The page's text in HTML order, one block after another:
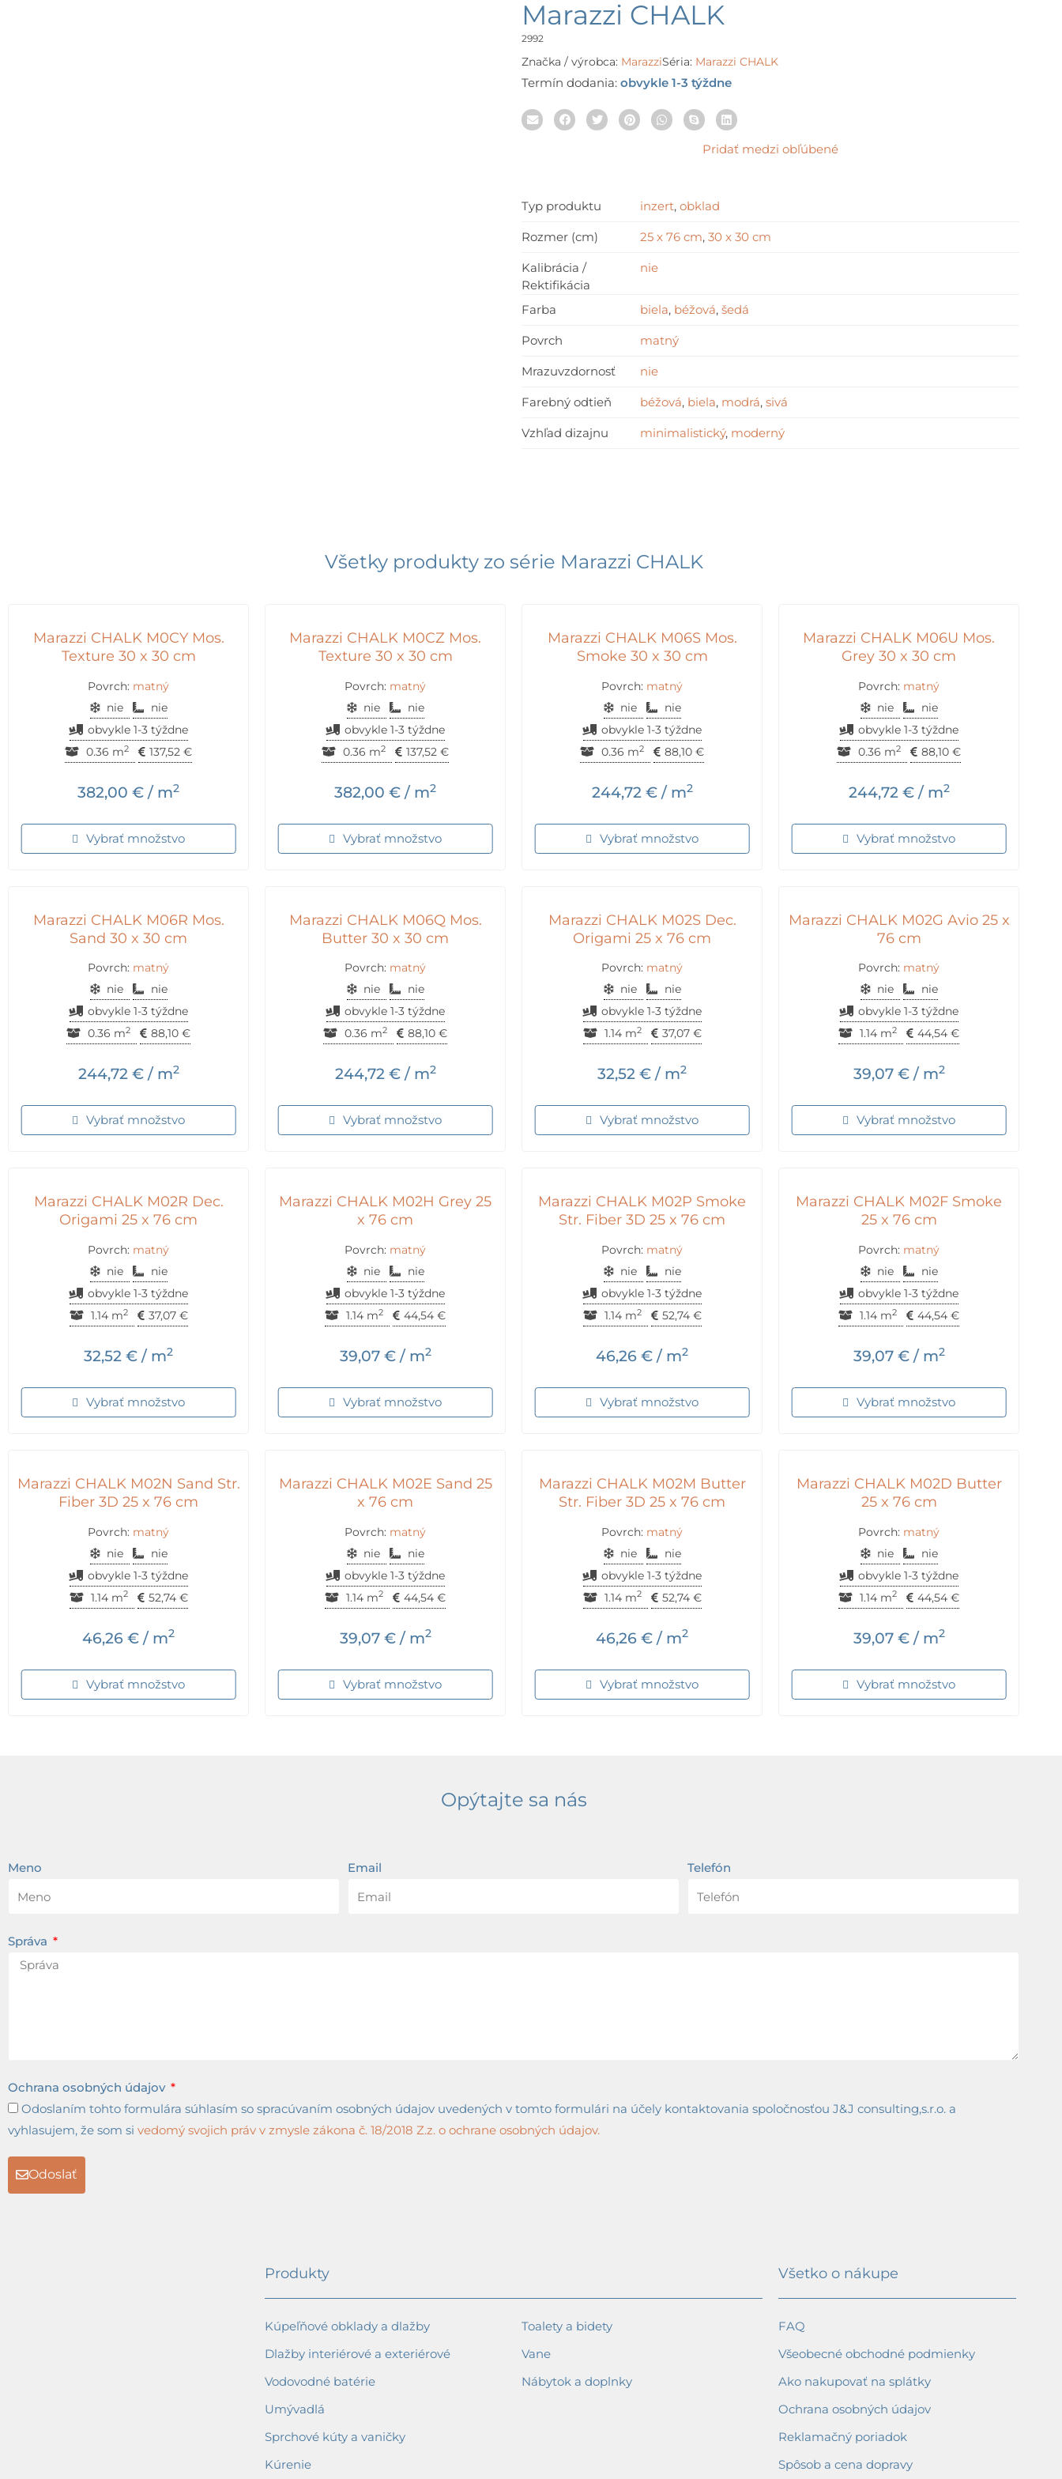
range:
37,07 €
137,52 €
Marazzi CHALK
2992
Značka / výrobca: MarazziSéria: Marazzi CHALK
Termín dodania: obvykle 1-3 týždne
Pridať medzi obľúbené
Typ produktu inzert, obklad
Rozmer (cm) 25 x 76 cm, 30 x 30 cm
Kalibrácia /
Rektifikácia
nie
Farba biela, béžová, šedá
Povrch matný
Mrazuvzdornosť nie
Farebný odtieň béžová, biela, modrá, sivá
Vzhľad dizajnu minimalistický, moderný
Všetky produkty zo série Marazzi CHALK
Marazzi CHALK M0CY Mos.
Texture 30 x 30 cm
Povrch: matný
nie
nie
obvykle 1-3 týždne
0.36 m2 137,52 €
382,00 € / m2
Vybrať množstvo
Marazzi CHALK M0CZ Mos.
Texture 30 x 30 cm
Povrch: matný
nie
nie
obvykle 1-3 týždne
0.36 m2 137,52 €
382,00 € / m2
Vybrať množstvo
Marazzi CHALK M06S Mos.
Smoke 30 x 30 cm
Povrch: matný
nie
nie
obvykle 1-3 týždne
0.36 m2 88,10 €
244,72 €/ m2
Vybrať množstvo
Marazzi CHALK M06U Mos.
Grey 30 x 30 cm
Povrch: matný
nie
nie
obvykle 1-3 týždne
0.36 m2 88,10 €
244,72 €/ m2
Vybrať množstvo
Marazzi CHALK M06R Mos.
Sand 30 x 30 cm
Povrch: matný
nie
nie
obvykle 1-3 týždne
0.36 m2 88,10 €
244,72 €/ m2
Vybrať množstvo
Marazzi CHALK M06Q Mos.
Butter 30 x 30 cm
Povrch: matný
nie
nie
obvykle 1-3 týždne
0.36 m2 88,10 €
244,72 €/ m2
Vybrať množstvo
Marazzi CHALK M02S Dec.
Origami 25 x 76 cm
Povrch: matný
nie
nie
obvykle 1-3 týždne
1.14 m2 37,07 €
32,52 € / m2
Vybrať množstvo
Marazzi CHALK M02G Avio 25 x
76 cm
Povrch: matný
nie
nie
obvykle 1-3 týždne
1.14 m2 44,54 €
39,07 €/ m2
Vybrať množstvo
Marazzi CHALK M02R Dec.
Origami 25 x 76 cm
Povrch: matný
nie
nie
obvykle 1-3 týždne
1.14 m2 37,07 €
32,52 € / m2
Vybrať množstvo
Marazzi CHALK M02H Grey 25
x 76 cm
Povrch: matný
nie
nie
obvykle 1-3 týždne
1.14 m2 44,54 €
39,07 €/ m2
Vybrať množstvo
Marazzi CHALK M02P Smoke
Str. Fiber 3D 25 x 76 cm
Povrch: matný
nie
nie
obvykle 1-3 týždne
1.14 m2 52,74 €
46,26 € / m2
Vybrať množstvo
Marazzi CHALK M02F Smoke
25 x 76 cm
Povrch: matný
nie
nie
obvykle 1-3 týždne
1.14 m2 44,54 €
39,07 €/ m2
Vybrať množstvo
Marazzi CHALK M02N Sand Str.
Fiber 3D 25 x 76 cm
Povrch: matný
nie
nie
obvykle 1-3 týždne
1.14 m2 52,74 €
46,26 € / m2
Vybrať množstvo
Marazzi CHALK M02E Sand 25
x 76 cm
Povrch: matný
nie
nie
obvykle 1-3 týždne
1.14 m2 44,54 €
39,07 €/ m2
Vybrať množstvo
Marazzi CHALK M02M Butter
Str. Fiber 3D 25 x 76 cm
Povrch: matný
nie
nie
obvykle 1-3 týždne
1.14 m2 52,74 €
46,26 € / m2
Vybrať množstvo
Marazzi CHALK M02D Butter
25 x 76 cm
Povrch: matný
nie
nie
obvykle 1-3 týždne
1.14 m2 44,54 €
39,07 €/ m2
Vybrať množstvo
Opýtajte sa nás
Meno Email Telefón
Správa
Ochrana osobných údajov
Odoslaním tohto formulára súhlasím so spracúvaním osobných údajov uvedených v tomto formulári na účely kontaktovania spoločnosťou J&J consulting,s.r.o. a
vyhlasujem, že som si vedomý svojich práv v zmysle zákona č. 18/2018 Z.z. o ochrane osobných údajov.
Odoslať
Produkty
Kúpeľňové obklady a dlažby
Dlažby interiérové a exteriérové
Vodovodné batérie
Umývadlá
Sprchové kúty a vaničky
Kúrenie
Toalety a bidety
Vane
Nábytok a doplnky
Všetko o nákupe
FAQ
Všeobecné obchodné podmienky
Ako nakupovať na splátky
Ochrana osobných údajov
Reklamačný poriadok
Spôsob a cena dopravy